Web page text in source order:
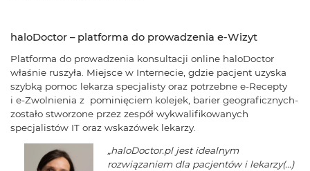
haloDoctor – platforma do prowadzenia e-Wizyt
Platforma do prowadzenia konsultacji online haloDoctor
właśnie ruszyła. Miejsce w Internecie, gdzie pacjent uzyska
szybką pomoc lekarza specjalisty oraz potrzebne e-Recepty
i e-Zwolnienia z pominięciem kolejek, barier geograficznych-
zostało stworzone przez zespół wykwalifikowanych
specjalistów IT oraz wskazówek lekarzy.
„haloDoctor.pl jest idealnym
rozwiązaniem dla pacjentów i lekarzy(…)